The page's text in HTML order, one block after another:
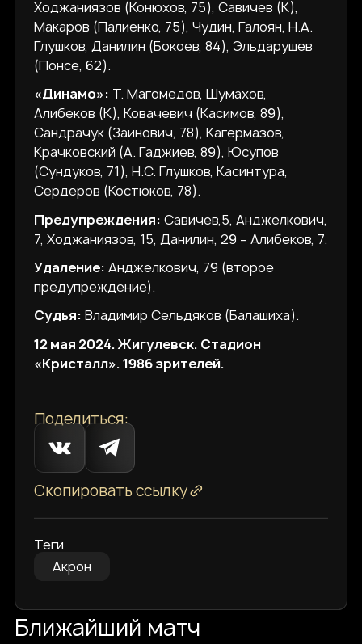
Ходжаниязов (Конюхов, 75), Савичев (К),
Макаров (Палиенко, 75), Чудин, Галоян, Н.А.
Глушков, Данилин (Бокоев, 84), Эльдарушев
(Понсе, 62).
«Динамо»: Т. Магомедов, Шумахов,
Алибеков (К), Ковачевич (Касимов, 89),
Сандрачук (Заинович, 78), Кагермазов,
Крачковский (А. Гаджиев, 89), Юсупов
(Сундуков, 71), Н.С. Глушков, Касинтура,
Сердеров (Костюков, 78).
Предупреждения: Савичев,5, Анджелкович,
7, Ходжаниязов, 15, Данилин, 29 – Алибеков, 7.
Удаление: Анджелкович, 79 (второе
предупреждение).
Судья: Владимир Сельдяков (Балашиха).
12 мая 2024. Жигулевск. Стадион
«Кристалл». 1986 зрителей.
Поделиться:
Скопировать ссылку
Теги
Акрон
Ближайший матч